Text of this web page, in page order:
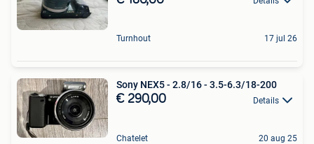
Turnhout 17 jul 26
Sony NEX5 - 2.8/16 - 3.5-6.3/18-200
€ 290,00 Details
Chatelet 20 aug 25